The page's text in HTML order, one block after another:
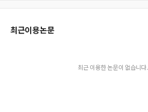
최근이용논문
최근 이용한 논문이 없습니다.